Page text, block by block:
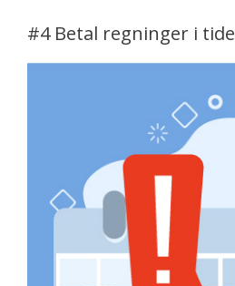
#4 Betal regninger i tide